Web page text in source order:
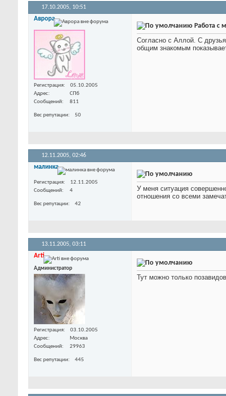
17.10.2005, 10:51
Аврора
Регистрация
05.10.2005
Адрес
СПб
Сообщений
811
Вес репутации 50
Работа с
Согласно с Аллой. С
общим знакомым
12.11.2005, 02:46
малинка
Регистрация
12.11.2005
Сообщений
4
Вес репутации 42
У меня ситуация
отношения со всеми
13.11.2005, 03:11
Arti
Администратор
Регистрация
03.10.2005
Адрес
Москва
Сообщений
29963
Вес репутации 445
Тут можно только